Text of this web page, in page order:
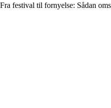
Fra festival til fornyelse: Sådan